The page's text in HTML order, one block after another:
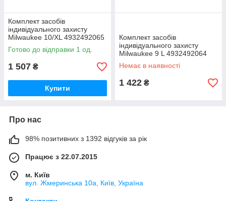
Комплект засобів
індивідуального захисту
Milwaukee 10/XL 4932492065
Готово до відправки 1 од.
1 507 ₴
Купити
Комплект засобів
індивідуального захисту
Milwaukee 9 L 4932492064
Немає в наявності
1 422 ₴
Про нас
98% позитивних з 1392 відгуків за рік
Працює з 22.07.2015
м. Київ
вул. Жмеринська 10а, Київ, Україна